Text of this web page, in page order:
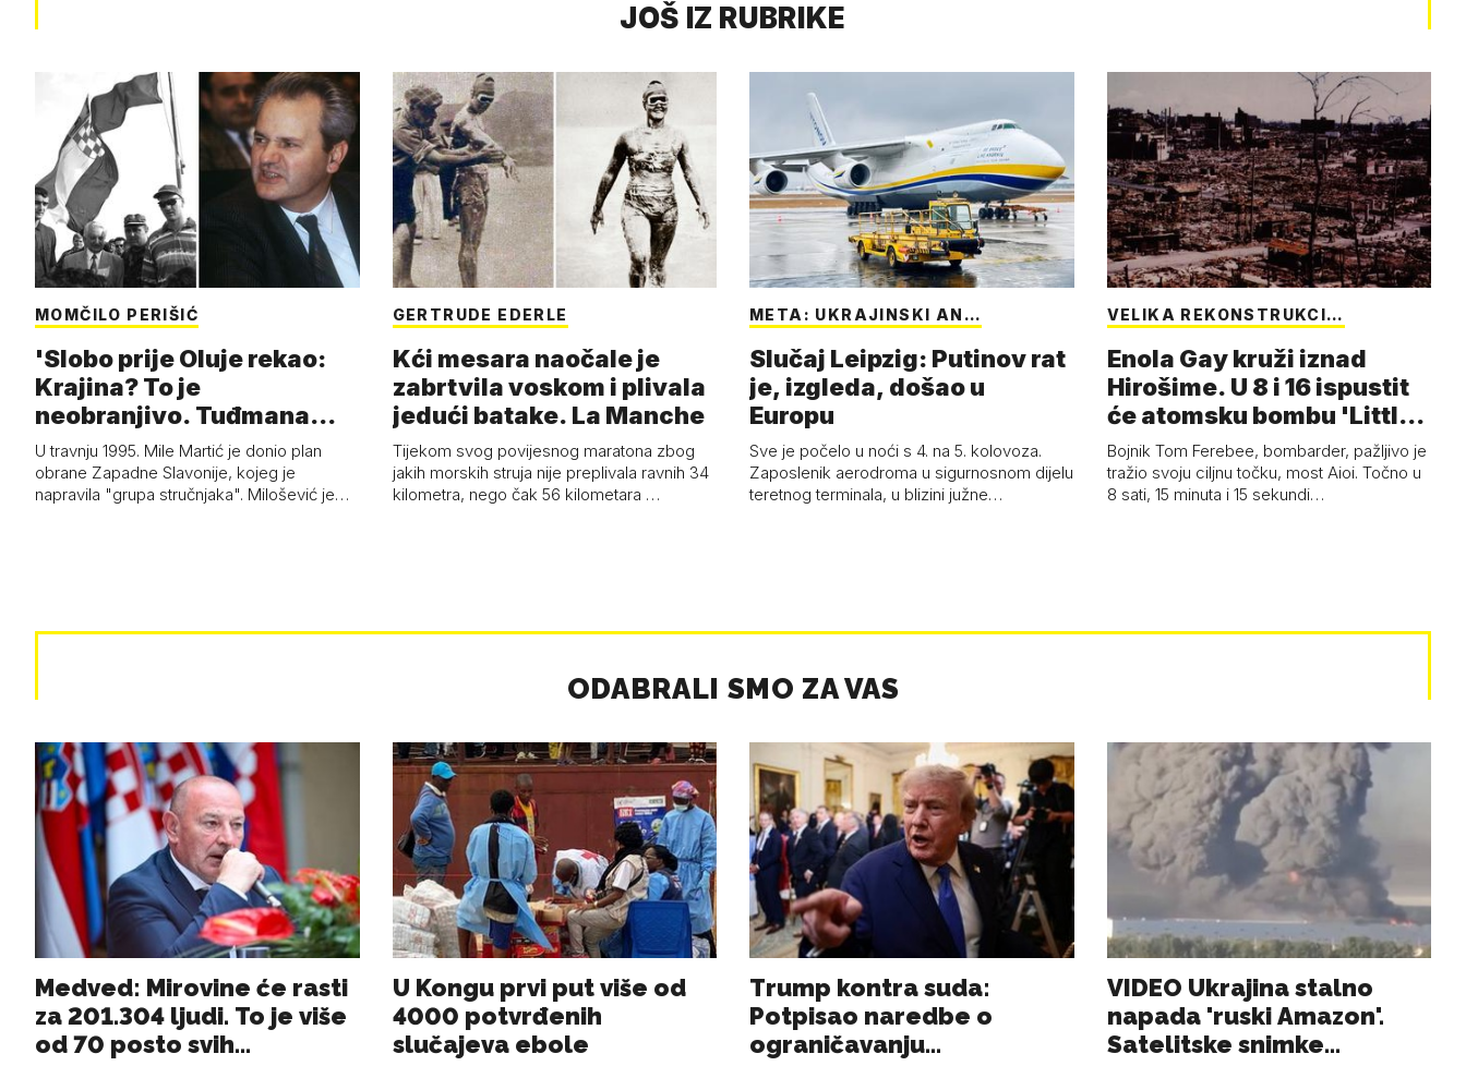
JOŠ IZ RUBRIKE
MOMČILO PERIŠIĆ
'Slobo prije Oluje rekao:
Krajina? To je
neobranjivo. Tuđmana
zvao Krivousti'
U travnju 1995. Mile Martić je donio plan
obrane Zapadne Slavonije, kojeg je
napravila "grupa stručnjaka". Milošević je…
GERTRUDE EDERLE
Kći mesara naočale je
zabrtvila voskom i plivala
jedući batake. La Manche
Tijekom svog povijesnog maratona zbog
jakih morskih struja nije preplivala ravnih 34
kilometra, nego čak 56 kilometara …
META: UKRAJINSKI AN…
Slučaj Leipzig: Putinov rat
je, izgleda, došao u
Europu
Sve je počelo u noći s 4. na 5. kolovoza.
Zaposlenik aerodroma u sigurnosnom dijelu
teretnog terminala, u blizini južne…
VELIKA REKONSTRUKCI…
Enola Gay kruži iznad
Hirošime. U 8 i 16 ispustit
će atomsku bombu 'Little
Boy'
Bojnik Tom Ferebee, bombarder, pažljivo je
tražio svoju ciljnu točku, most Aioi. Točno u
8 sati, 15 minuta i 15 sekundi…